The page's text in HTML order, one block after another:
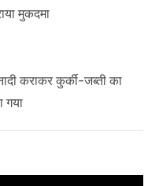
मुकदमा
कराकर कुर्की-जब्ती का
गया